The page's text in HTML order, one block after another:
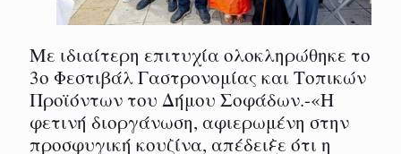
Με ιδιαίτερη επιτυχία ολοκληρώθηκε το
3ο Φεστιβάλ Γαστρονομίας και Τοπικών
Προϊόντων του Δήμου Σοφάδων.-«Η
φετινή διοργάνωση, αφιερωμένη στην
προσφυγική κουζίνα, απέδειξε ότι η